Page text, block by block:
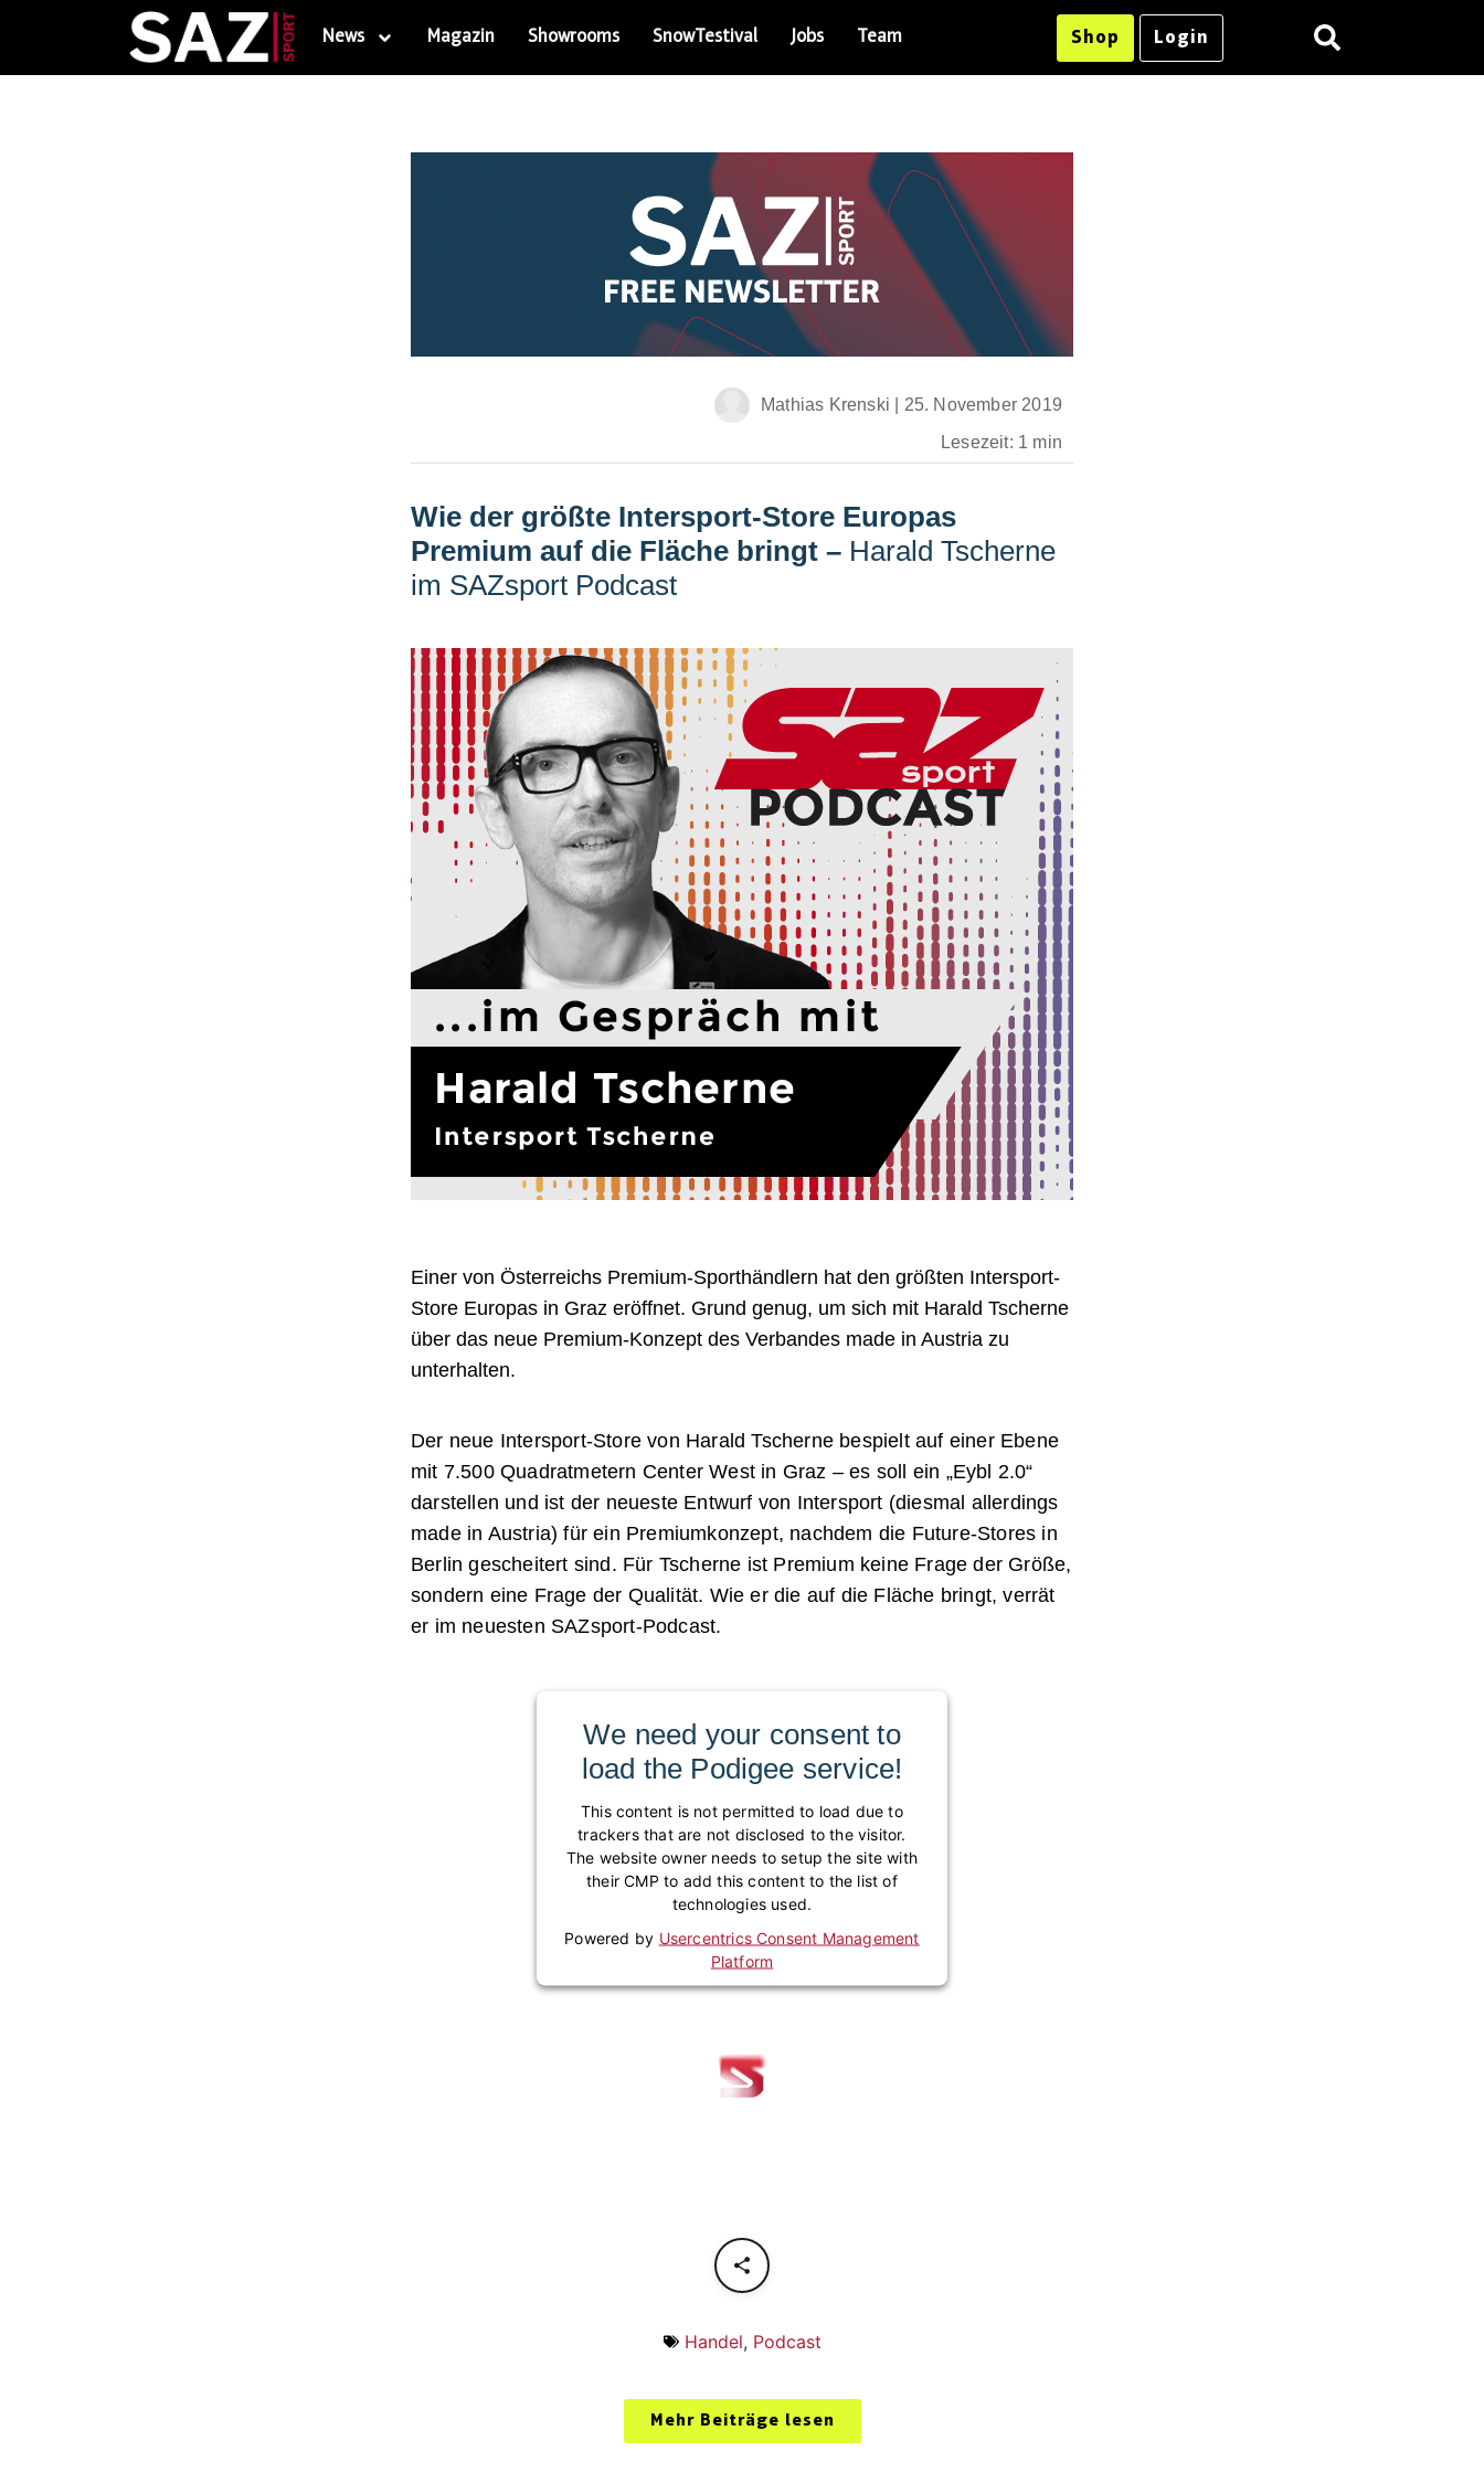
News Magazin Showrooms SnowTestival Jobs Team Shop Login
Mathias Krenski
25. November 2019
Lesezeit: 1 min
Wie der größte Intersport-Store Europas
Premium auf die Fläche bringt – Harald Tscherne
im SAZsport Podcast
Einer von Österreichs Premium-Sporthändlern hat den größten Intersport-
Store Europas in Graz eröffnet. Grund genug, um sich mit Harald Tscherne
über das neue Premium-Konzept des Verbandes made in Austria zu
unterhalten.
Der neue Intersport-Store von Harald Tscherne bespielt auf einer Ebene
mit 7.500 Quadratmetern Center West in Graz – es soll ein „Eybl 2.0“
darstellen und ist der neueste Entwurf von Intersport (diesmal allerdings
made in Austria) für ein Premiumkonzept, nachdem die Future-Stores in
Berlin gescheitert sind. Für Tscherne ist Premium keine Frage der Größe,
sondern eine Frage der Qualität. Wie er die auf die Fläche bringt, verrät
er im neuesten SAZsport-Podcast.
We need your consent to
load the Podigee service!
This content is not permitted to load due to
trackers that are not disclosed to the visitor.
The website owner needs to setup the site with
their CMP to add this content to the list of
technologies used.
Powered by Usercentrics Consent Management
Platform
Handel, Podcast
Mehr Beiträge lesen